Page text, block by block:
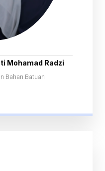
Mohamad Radzi
Bahan Batuan